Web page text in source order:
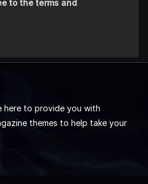
to the terms and
here to provide you with
themes to help take your